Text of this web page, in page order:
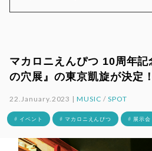
マカロニえんぴつ 10周年
の穴展』の東京凱旋が決定！
22.January.2023 |MUSIC / SPOT
# イベント # マカロニえんぴつ # 展示会